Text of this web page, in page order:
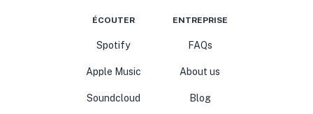
ÉCOUTER
Spotify
Apple Music
Soundcloud
ENTREPRISE
FAQs
About us
Blog